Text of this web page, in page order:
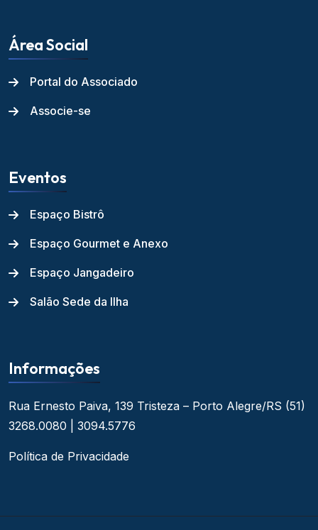
Área Social
Portal do Associado
Associe-se
Eventos
Espaço Bistrô
Espaço Gourmet e Anexo
Espaço Jangadeiro
Salão Sede da Ilha
Informações
Rua Ernesto Paiva, 139 Tristeza – Porto Alegre/RS (51)
3268.0080 | 3094.5776
Política de Privacidade